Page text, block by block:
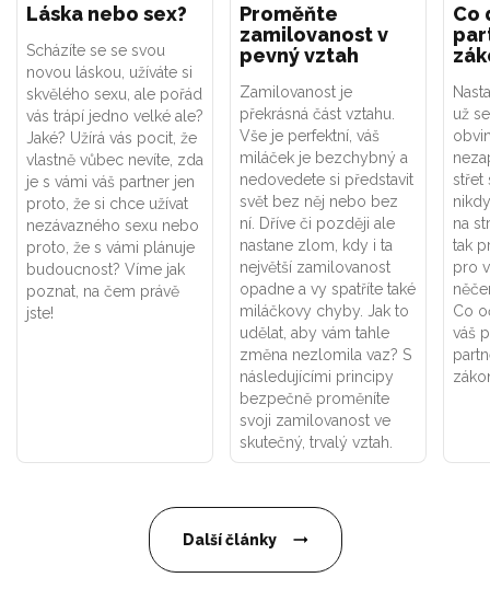
Láska nebo sex?
Scházíte se se svou
novou láskou, užíváte si
skvělého sexu, ale pořád
vás trápí jedno velké ale?
Jaké? Užírá vás pocit, že
vlastně vůbec nevíte, zda
je s vámi váš partner jen
proto, že si chce užívat
nezávazného sexu nebo
proto, že s vámi plánuje
budoucnost? Víme jak
poznat, na čem právě
jste!
Proměňte
zamilovanost v
pevný vztah
Zamilovanost je
překrásná část vztahu.
Vše je perfektní, váš
miláček je bezchybný a
nedovedete si představit
svět bez něj nebo bez
ní. Dříve či později ale
nastane zlom, kdy i ta
největší zamilovanost
opadne a vy spatříte také
miláčkovy chyby. Jak to
udělat, aby vám tahle
změna nezlomila vaz? S
následujícími principy
bezpečně proměníte
svoji zamilovanost ve
skutečný, trvalý vztah.
Co
už
střet
na
tak
pro
Co
váš
Další články